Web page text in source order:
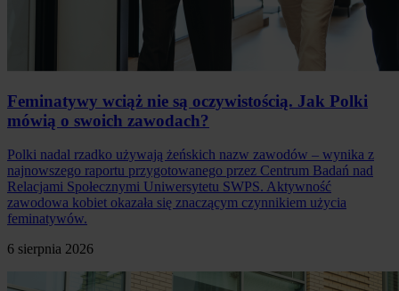
Feminatywy wciąż nie są oczywistością. Jak Polki
mówią o swoich zawodach?
Polki nadal rzadko używają żeńskich nazw zawodów – wynika z
najnowszego raportu przygotowanego przez Centrum Badań nad
Relacjami Społecznymi Uniwersytetu SWPS. Aktywność
zawodowa kobiet okazała się znaczącym czynnikiem użycia
feminatywów.
6 sierpnia 2026